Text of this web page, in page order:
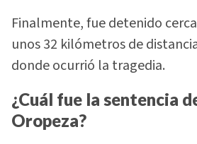
Finalmente, fue detenido
unos 32 kilómetros de
donde ocurrió la tragedia.
¿Cuál fue la sentencia
Oropeza?